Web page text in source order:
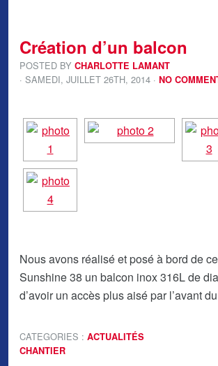
Création d’un balcon
POSTED BY CHARLOTTE LAMANT
· SAMEDI, JUILLET 26TH, 2014 · NO
Nous avons réalisé et posé à bord de
Sunshine 38 un balcon inox 316L de
d’avoir un accès plus aisé par l’avant
CATEGORIES : ACTUALITÉS
CHANTIER